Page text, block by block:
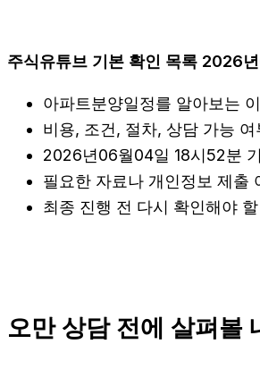
주식유튜브 기본 확인 목록 2026
아파트분양일정를 알아보는
비용, 조건, 절차, 상담 가능 여
2026년06월04일 18시52분
필요한 자료나 개인정보 제출
최종 진행 전 다시 확인해야
오만 상담 전에 살펴볼